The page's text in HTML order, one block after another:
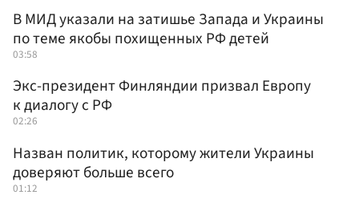
В МИД указали на затишье Запада и Украины
по теме якобы похищенных РФ детей
03:58
Экс-президент Финляндии призвал Европу
к диалогу с РФ
02:26
Назван политик, которому жители Украины
доверяют больше всего
01:12